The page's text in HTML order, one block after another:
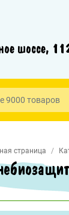
шоссе,
страница